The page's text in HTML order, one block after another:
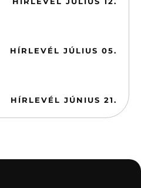
HÍRLEVÉL JÚLIUS 05.
HÍRLEVÉL JÚNIUS 21.